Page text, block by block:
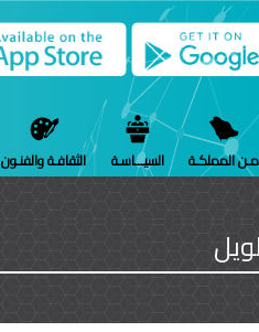
مـن المملكـة السيـــاسـة الثقافـة والفنـون